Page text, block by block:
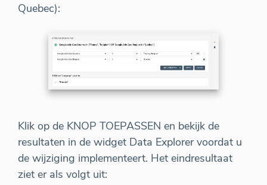
Quebec):
Klik op de KNOP TOEPASSEN en bekijk de
resultaten in de widget Data Explorer voordat u
de wijziging implementeert. Het eindresultaat
ziet er als volgt uit: